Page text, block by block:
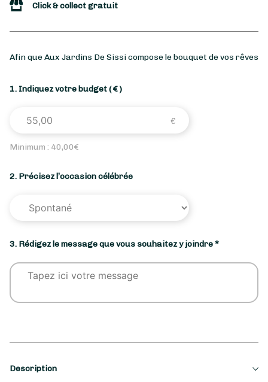
Click & collect gratuit
Afin que Aux Jardins De Sissi compose le bouquet de vos rêves
1. Indiquez votre budget( € )
Minimum : 40,00€
2. Précisez l’occasion célébrée
3. Rédigez le message que vous souhaitez y joindre *
Description